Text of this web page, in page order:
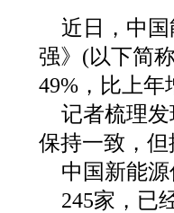
近日，中
强》(以下简
49%，比上年
记者梳理
保持一致，但
中国新能
245家，已